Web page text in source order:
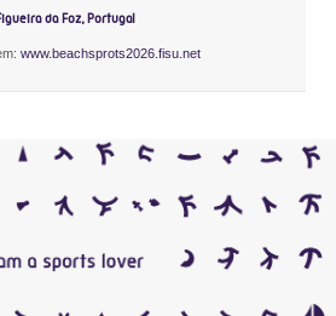
da Foz, Portugal
www.beachsprots2026.fisu.net